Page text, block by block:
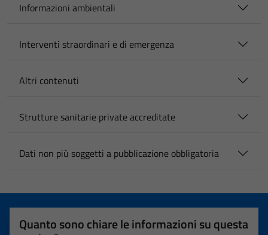
Informazioni ambientali
Interventi straordinari e di emergenza
Altri contenuti
Strutture sanitarie private accreditate
Dati non più soggetti a pubblicazione obbligatoria
Quanto sono chiare le informazioni su questa